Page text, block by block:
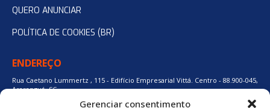
Gerenciar consentimento
QUERO ANUNCIAR
POLÍTICA DE COOKIES (BR)
ENDEREÇO
Rua Caetano Lummertz , 115 - Edifício Empresarial Vittá. Centro - 88.900-045,
Araranguá, SC.